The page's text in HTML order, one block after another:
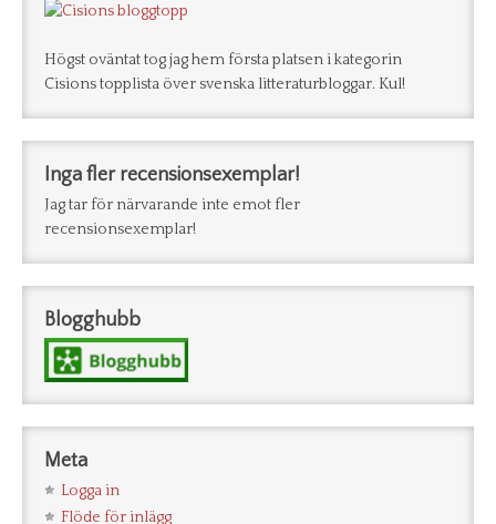
Högst oväntat tog jag hem första platsen i kategorin
Cisions topplista över svenska litteraturbloggar. Kul!
Inga fler recensionsexemplar!
Jag tar för närvarande inte emot fler
recensionsexemplar!
Blogghubb
Meta
Logga in
Flöde för inlägg